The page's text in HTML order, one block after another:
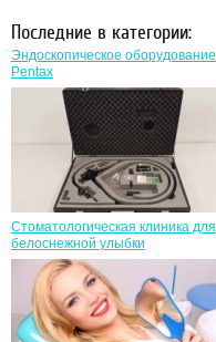
Последние в категории:
Эндоскопическое оборудование
Pentax
Стоматологическая клиника для
белоснежной улыбки